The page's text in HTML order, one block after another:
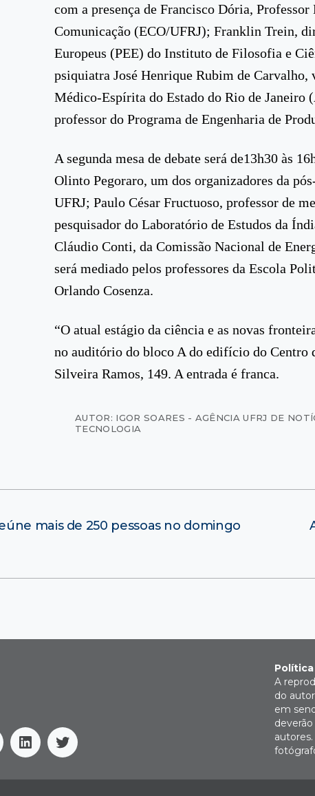
com a presença de Francisco Dória,
Comunicação (ECO/UFRJ); Franklin Trein,
Europeus (PEE) do Instituto de Filosofia e
psiquiatra José Henrique Rubim de Carvalho,
Médico-Espírita do Estado do Rio de Janeiro
professor do Programa de Engenharia de
A segunda mesa de debate será de13h30 às
Olinto Pegoraro, um dos organizadores da
UFRJ; Paulo César Fructuoso, professor de
pesquisador do Laboratório de Estudos da
Cláudio Conti, da Comissão Nacional de
será mediado pelos professores da Escola
Orlando Cosenza.
“O atual estágio da ciência e as novas
no auditório do bloco A do edifício do Centro
Silveira Ramos, 149. A entrada é franca.
AUTOR: IGOR SOARES - AGÊNCIA UFRJ DE
TECNOLOGIA
mais de 250 pessoas no domingo
LinkedinTwitter
A
do
em